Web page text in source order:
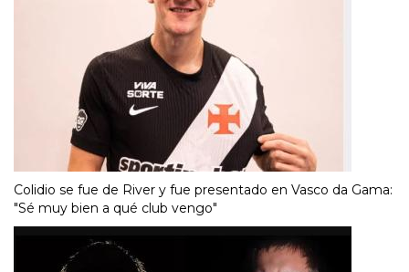
Colidio se fue de River y fue presentado en Vasco da Gama:
"Sé muy bien a qué club vengo"